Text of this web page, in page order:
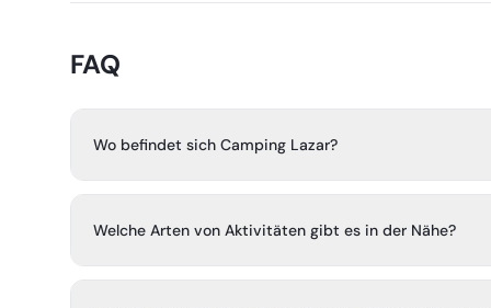
FAQ
Wo befindet sich Camping Lazar?
historischen Stadt Kobarid im Soča-Tal entfernt.
Welche Arten von Aktivitäten gibt es in der Nähe?